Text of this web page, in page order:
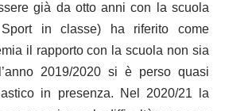
già da otto anni con la scuola
in classe) ha riferito come
il rapporto con la scuola non sia
2019/2020 si è perso quasi
in presenza. Nel 2020/21 la